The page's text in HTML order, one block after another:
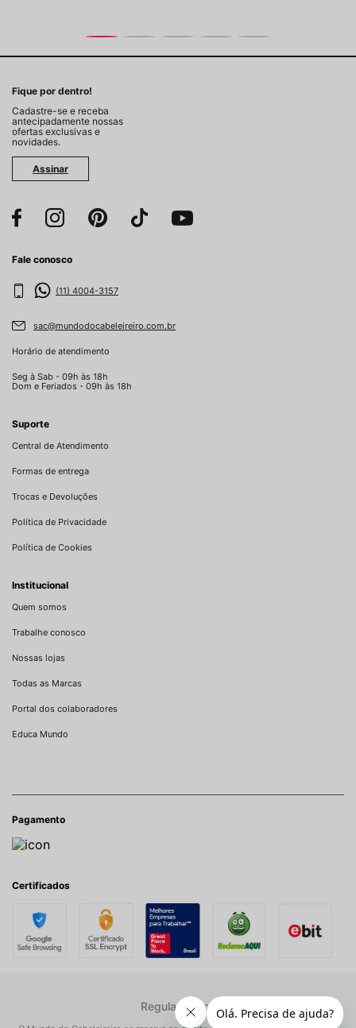
Fique por dentro!
Cadastre-se e receba
antecipadamente nossas
ofertas exclusivas e
novidades.
Assinar
Fale conosco
(11) 4004-3157
sac@mundodocabeleireiro.com.br
Horário de atendimento
Seg à Sab - 09h às 18h
Dom e Feriados - 09h às 18h
Suporte
Central de Atendimento
Formas de entrega
Trocas e Devoluções
Política de Privacidade
Política de Cookies
Institucional
Quem somos
Trabalhe conosco
Nossas lojas
Todas as Marcas
Portal dos colaboradores
Educa Mundo
Pagamento
Certificados
Regulamentos